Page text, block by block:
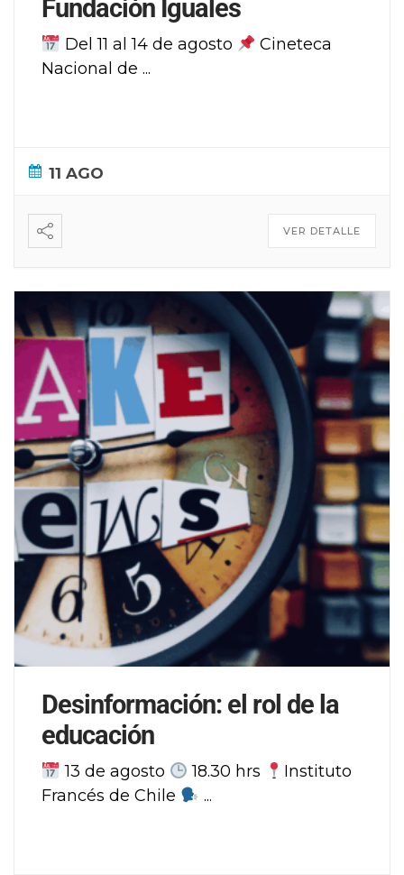
Fundación Iguales
Del 11 al 14 de agosto
Cineteca
Nacional de ...
11 AGO
VER DETALLE
Desinformación: el rol de la
educación
13 de agosto 18.30 hrs
Instituto
Francés de Chile
...